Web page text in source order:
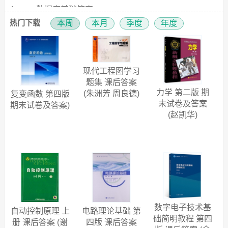
q@q_njj3z(南京医科大学康达学院)
半导体物理学 第七版 课后答案 (刘恩科 朱秉升)
q@q_wt6a(西安电子科技大学)
线性代数 理工类 第五版 课后答案 (吴赣昌)
q@q_w4kzuc (广东药学院)
概率论与数理统计 第二版 课后答案 (南京理工大学理学院
刘力维)
q@q_49g9z(南京理工大学)
C语言程序设计教程 第四版 课后答案 (杨路明)
r@r_155695
数字信号处理教程 第五版 课后答案 (程佩青)
大学化学 课后答案 (张志成 张雯)
q@q_sqiem2(西安交通大学)
Access数据库基础答案
ARM嵌入式系统结构与编程答案
ASP程序设计答案
ASP.NET网络程序设计教程答案
Accelerated C++答案
access数据库实用教程答案
ASP.NET实用教程答案
After Effects 7.0实例教程答案
After Effects视频特效实用教程答案
ASP网络应用程序设计答案
Access数据库技术与应用答案
安全学原理答案
安全法学答案
ASP.NET Web应用程序设计教程答案
热门下载 本周 本月 季度 年度
复变函数 第四版
期末试卷及答案)
现代工程图学习
题集 课后答案
(朱洲芳 周良德)
力学 第二版 期
末试卷及答案
(赵凯华)
自动控制原理 上
册 课后答案 (谢
电路理论基础 第
四版 课后答案
数字电子技术基
础简明教程 第四